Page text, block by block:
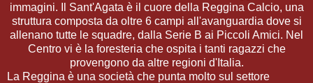
immagini. Il Sant'Agata è il cuore della Reggina Calcio, una
struttura composta da oltre 6 campi all'avanguardia dove si
allenano tutte le squadre, dalla Serie B ai Piccoli Amici. Nel
Centro vi è la foresteria che ospita i tanti ragazzi che
provengono da altre regioni d'Italia.
La Reggina è una società che punta molto sul settore